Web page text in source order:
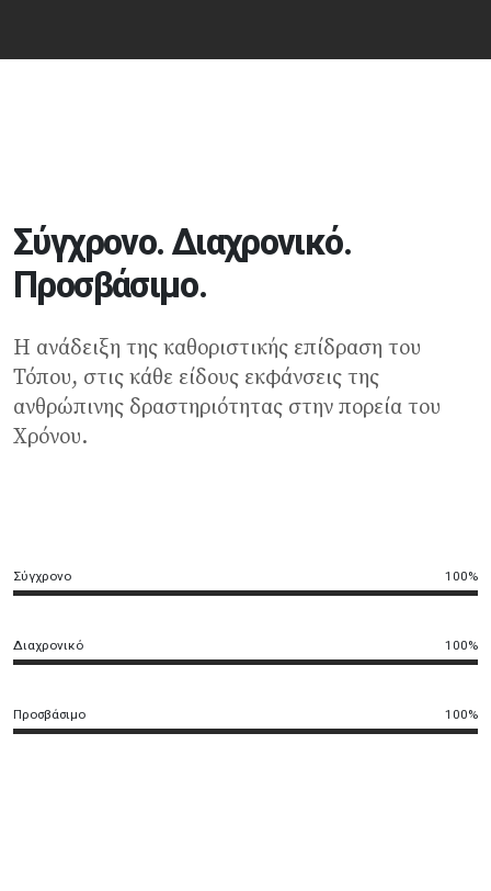
Σύγχρονο. Διαχρονικό.
Προσβάσιμο.
Η ανάδειξη της καθοριστικής επίδραση του
Τόπου, στις κάθε είδους εκφάνσεις της
ανθρώπινης δραστηριότητας στην πορεία του
Χρόνου.
Σύγχρονο 100%
Διαχρονικό 100%
Προσβάσιμο 100%